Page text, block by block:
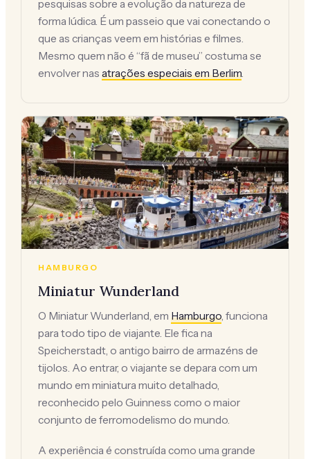
pesquisas sobre a evolução da natureza de
forma lúdica. É um passeio que vai conectando o
que as crianças veem em histórias e filmes.
Mesmo quem não é “fã de museu” costuma se
envolver nasatrações especiais em Berlim
HAMBURGO
Miniatur Wunderland
O Miniatur Wunderland, emHamburgo, funciona
para todo tipo de viajante. Ele fica na
Speicherstadt, o antigo bairro de armazéns de
tijolos. Ao entrar, o viajante se depara com um
mundo em miniatura muito detalhado,
reconhecido pelo Guinness como o maior
conjunto de ferromodelismo do mundo.
A experiência é construída como uma grande